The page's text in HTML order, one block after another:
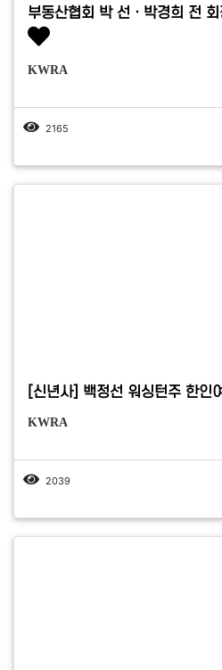
부동산협회 박 선ㆍ박경희 전
KWRA
2165
[신년사] 백정선 워싱턴주 한인
KWRA
2039